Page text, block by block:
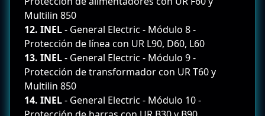
Multilin 850
12. INEL- General Electric - Módulo 8 -
Protección de línea con UR L90, D60, L60
13. INEL- General Electric - Módulo 9 -
Protección de transformador con UR T60 y
Multilin 850
14. INEL- General Electric - Módulo 10 -